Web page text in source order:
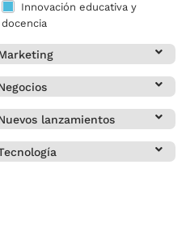
Innovación educativa y
docencia
lanzamientos